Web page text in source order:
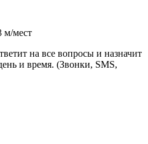
м/мест
на все вопросы и назначит
и время. (Звонки, SMS,